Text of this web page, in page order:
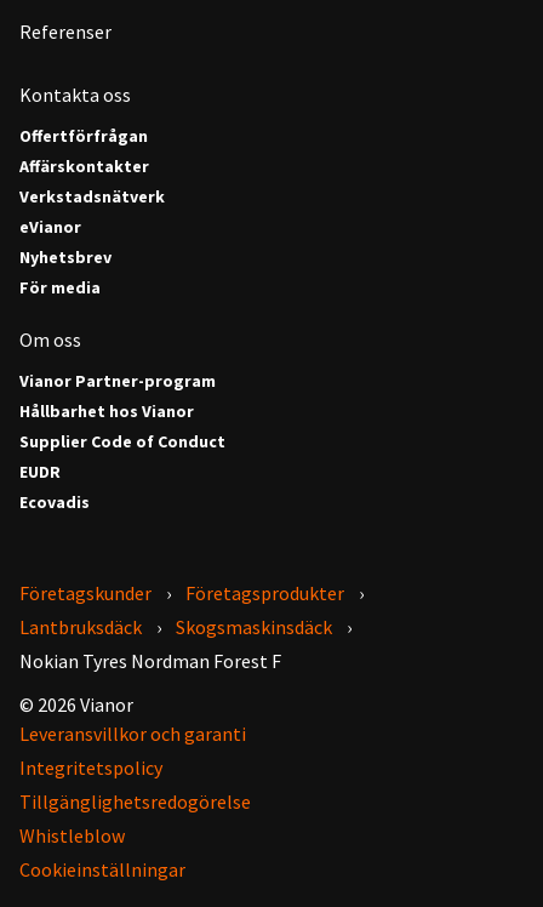
Referenser
Kontakta oss
Offertförfrågan
Affärskontakter
Verkstadsnätverk
eVianor
Nyhetsbrev
För media
Om oss
Vianor Partner-program
Hållbarhet hos Vianor
Supplier Code of Conduct
EUDR
Ecovadis
Företagskunder
Företagsprodukter
Lantbruksdäck
Skogsmaskinsdäck
Nokian Tyres Nordman Forest F
© 2026 Vianor
Leveransvillkor och garanti
Integritetspolicy
Tillgänglighetsredogörelse
Whistleblow
Cookieinställningar